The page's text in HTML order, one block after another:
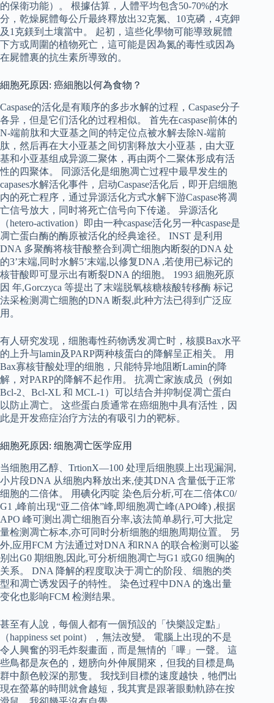
的保衛功能）。 根據估算，人體平均包含50-70%的水
分，乾燥屍體每公斤最終釋放出32克氮、10克磷，4克鉀
及1克鎂到土壤當中。 起初，這些化學物可能導致屍體
下方或周圍的植物死亡，這可能是因為氮的毒性或因為
在屍體裏的抗生素所導致的。
細胞死原因: 癌細胞以何為食物？
Caspase的活化是有顺序的多步水解的过程，Caspase分子
各异，但是它们活化的过程相似。 首先在caspase前体的
N-端前肽和大亚基之间的特定位点被水解去除N-端前
肽，然后再在大小亚基之间切割释放大小亚基，由大亚
基和小亚基组成异源二聚体，再由两个二聚体形成有活
性的四聚体。 同源活化是细胞凋亡过程中最早发生的
capases水解活化事件，启动Caspase活化后，即开启细胞
内的死亡程序，通过异源活化方式水解下游Caspase将凋
亡信号放大，同时将死亡信号向下传递。 异源活化
（hetero-activation）即由一种caspase活化另一种caspase是
凋亡蛋白酶的酶原被活化的经典途径。 INST 是利用
DNA 多聚酶将核苷酸整合到凋亡细胞内断裂的DNA 处
的3’末端,同时水解5’末端,以修复DNA ,若使用已标记的
核苷酸即可显示出有断裂DNA 的细胞。 1993 細胞死原
因 年,Gorczyca 等提出了末端脱氧核糖核酸转移酶 标记
法采检测凋亡细胞的DNA 断裂,此种方法已得到广泛应
用。
有人研究发现，细胞毒性药物诱发凋亡时，核膜Bax水平
的上升与lamin及PARP两种核蛋白的降解呈正相关。 用
Bax寡核苷酸处理的细胞，只能特异地阻断Lamin的降
解，对PARP的降解不起作用。 抗凋亡家族成员（例如
Bcl-2、Bcl-XL 和 MCL-1）可以结合并抑制促凋亡蛋白
以防止凋亡。 这些蛋白质通常在癌细胞中具有活性，因
此是开发癌症治疗方法的有吸引力的靶标。
細胞死原因: 细胞凋亡医学应用
当细胞用乙醇、TrtionX—100 处理后细胞膜上出现漏洞,
小片段DNA 从细胞内释放出来,使其DNA 含量低于正常
细胞的二倍体。 用碘化丙啶 染色后分析,可在二倍体C0/
G1 ,峰前出现“亚二倍体”峰,即细胞凋亡峰(APO峰) ,根据
APO 峰可测出凋亡细胞百分率,该法简单易行,可大批定
量检测凋亡标本,亦可同时分析细胞的细胞周期位置。 另
外,应用FCM 方法通过对DNA 和RNA 的联合检测可以鉴
别出G0 期细胞,因此,可分析细胞凋亡与G1 或G0 细胸的
关系。 DNA 降解的程度取决于凋亡的阶段、细胞的类
型和凋亡诱发因子的特性。 染色过程中DNA 的逸出量
变化也影响FCM 检测结果。
甚至有人說，每個人都有一個預設的「快樂設定點」
（happiness set point），無法改變。 電腦上出現的不是
令人興奮的羽毛炸裂畫面，而是無情的「嗶」一聲。 這
些鳥都是灰色的，翅膀向外伸展開來，但我的目標是鳥
群中顏色較深的那隻。 我找到目標的速度越快，牠們出
現在螢幕的時間就會越短，我其實是跟著眼動軌跡在按